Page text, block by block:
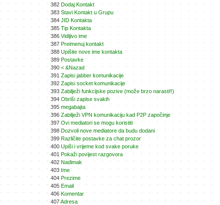
382 Dodaj Kontakt
383 Stavi Kontakt u Grupu
384 JID Kontakta
385 Tip Kontakta
386 Vidljivo ime
387 Preimenuj kontakt
388 Upišite nove ime kontakta
389 Postavke
390 < &Nazad
391 Zapisi jabber komunikacije
392 Zapisi socket komunikacije
393 Zabilježi funkcijske pozive (može brzo narasti!!)
394 Obriši zapise svakih
395 megabajta
396 Zabilježi VPN komunikaciju kad P2P započinje
397 Ovi mediatori se mogu koristiti
398 Dozvoli nove mediatore da budu dodani
399 Različite postavke za chat prozor
400 Upiši i vrijeme kod svake poruke
401 Pokaži povijest razgovora
402 Nadimak
403 Ime
404 Prezime
405 Email
406 Komentar
407Adresa